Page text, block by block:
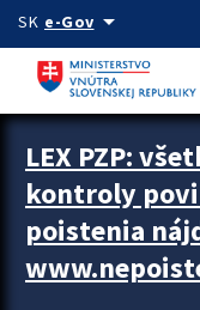
Preskocit na hlavný obsah
SK e-Govarrow_drop_down
Zastavit automatický
LEX PZP:
kontroly
poistenia